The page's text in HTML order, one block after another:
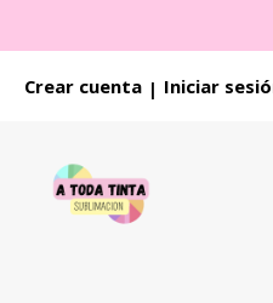
Crear cuenta | Iniciar